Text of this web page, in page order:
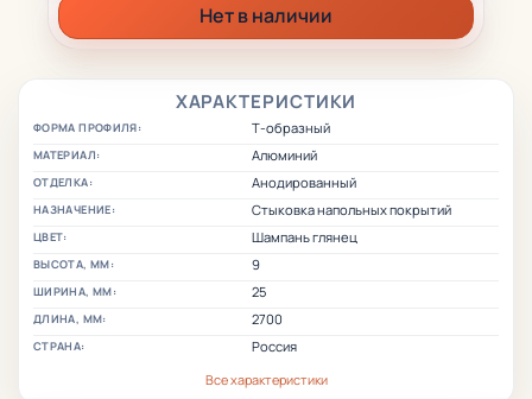
ХАРАКТЕРИСТИКИ
ФОРМА ПРОФИЛЯ: Т-образный
МАТЕРИАЛ: Алюминий
ОТДЕЛКА: Анодированный
НАЗНАЧЕНИЕ: Стыковка напольных покрытий
ЦВЕТ: Шампань глянец
ВЫСОТА, ММ: 9
ШИРИНА, ММ: 25
ДЛИНА, ММ: 2700
СТРАНА:
Россия
Все характеристики
Нет в наличии